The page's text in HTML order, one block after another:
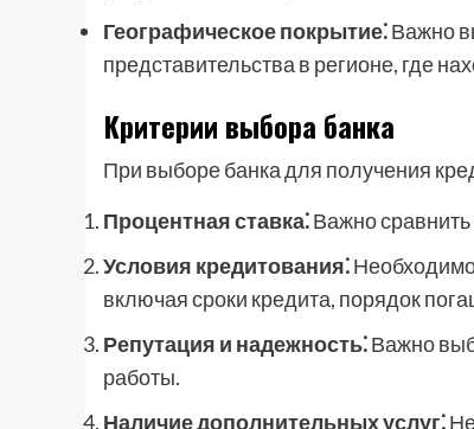
Географическое покрытие⁚Важно
представительства в регионе, где
Критерии выбора банка
При выборе банка для получения
Процентная ставка⁚Важно
Условия кредитования⁚
включая сроки кредита, порядок
Репутация и надежность⁚Важно
работы.
Наличие дополнительных услуг⁚